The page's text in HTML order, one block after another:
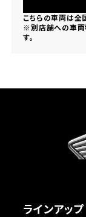
こちらの車両は全
※別店舗への車両
す。
ラインアップ
ホンダ